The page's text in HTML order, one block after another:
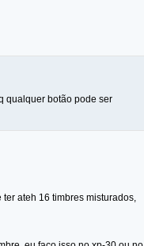
qualquer botão pode ser
ateh 16 timbres misturados,